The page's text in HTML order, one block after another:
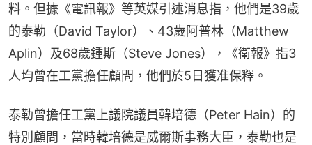
料。但據《電訊報》等英媒引述消息指，他們是39歲
的泰勒（David Taylor）、43歲阿普林（Matthew
Aplin）及68歲鍾斯（Steve Jones），《衛報》指3
人均曾在工黨擔任顧問，他們於5日獲准保釋。
泰勒曾擔任工黨上議院議員韓培德（Peter Hain）的
特別顧問，當時韓培德是威爾斯事務大臣，泰勒也是